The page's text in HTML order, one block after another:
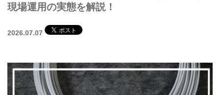
現場運用の実態を解説！
2026.07.07